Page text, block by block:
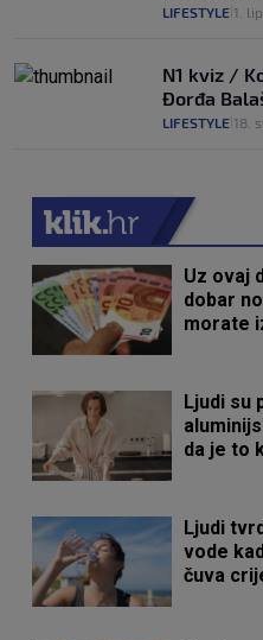
LIFESTYLE 1. lip.
N1 kviz /
Đorđa
LIFESTYLE 18.
Uz ovaj
dobar
morate
Ljudi su
da je to
Ljudi
vode
čuva